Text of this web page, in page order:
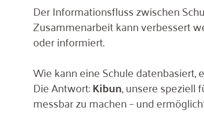
Der Informationsfluss zwischen
Zusammenarbeit kann verbessert
oder informiert.
Wie kann eine Schule
Die Antwort:Kibun, unsere speziell
messbar zu machen – und